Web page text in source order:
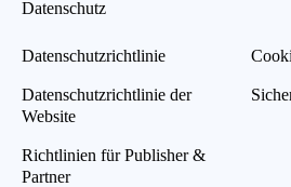
Datenschutz
Datenschutzrichtlinie
Datenschutzrichtlinie der
Website
Richtlinien für Publisher &
Partner